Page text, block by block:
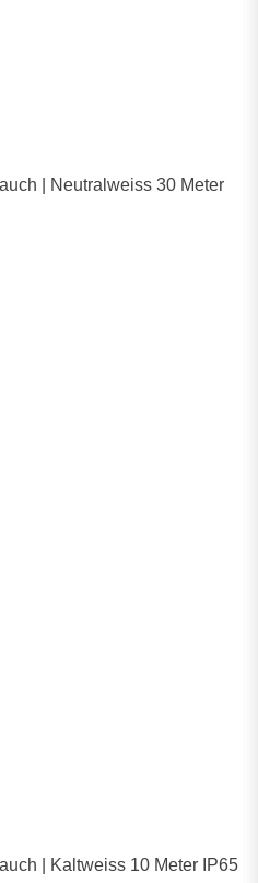
| Neutralweiss 30 Meter
| Kaltweiss 10 Meter IP65